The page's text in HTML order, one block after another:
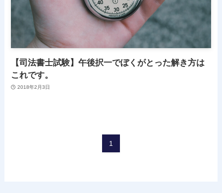
【司法書士試験】午後択一でぼくがとった解き方は
これです。
2018年2月3日
1